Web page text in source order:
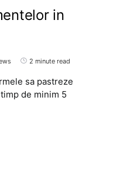
in
2 minute read
sa pastreze
de minim 5